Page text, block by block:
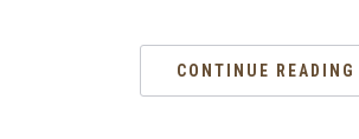
CONTINUE READING